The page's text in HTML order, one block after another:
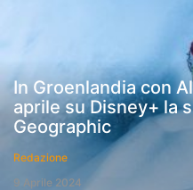
In Groenlandia con
aprile su Disney+ la
Geographic
Redazione
9 Aprile 2024